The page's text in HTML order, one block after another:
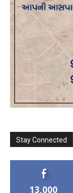
Stay Connected
13,000